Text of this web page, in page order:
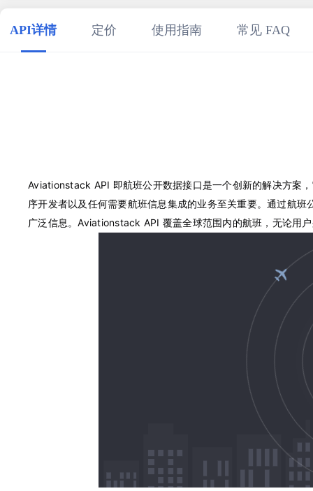
API详情 定价 使用指南 常见 FAQ
Aviationstack API 即航班公开数据接口是一个创新的解决方案
序开发者以及任何需要航班信息集成的业务至关重要。通过航
广泛信息。Aviationstack API 覆盖全球范围内的航班，无论用